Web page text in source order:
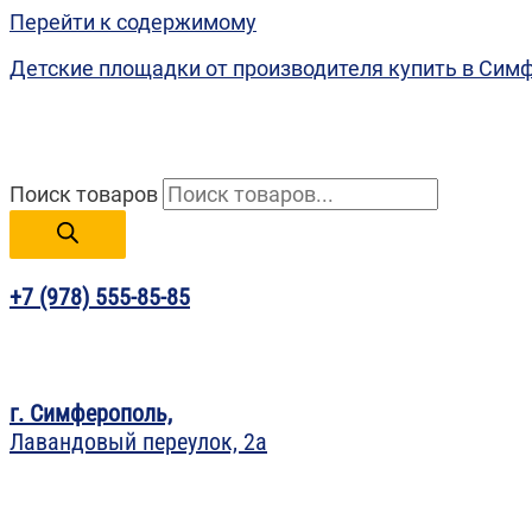
Перейти к содержимому
Детские площадки от производителя купить в
Поиск товаров
+7 (978) 555-85-85
г. Симферополь,
Лавандовый переулок, 2а